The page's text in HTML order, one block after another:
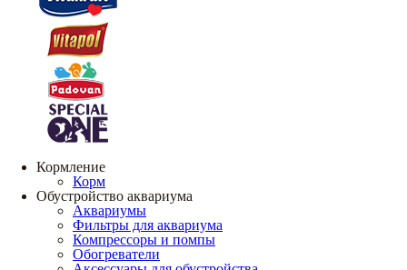
Кормление
Корм
Обустройство аквариума
Аквариумы
Фильтры для аквариума
Компрессоры и помпы
Обогреватели